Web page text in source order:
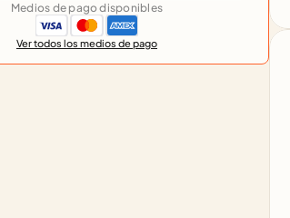
Medios de pago disponibles
Ver todos los medios de pago